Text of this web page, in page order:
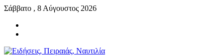
Σάββατο , 8 Αύγουστος 2026